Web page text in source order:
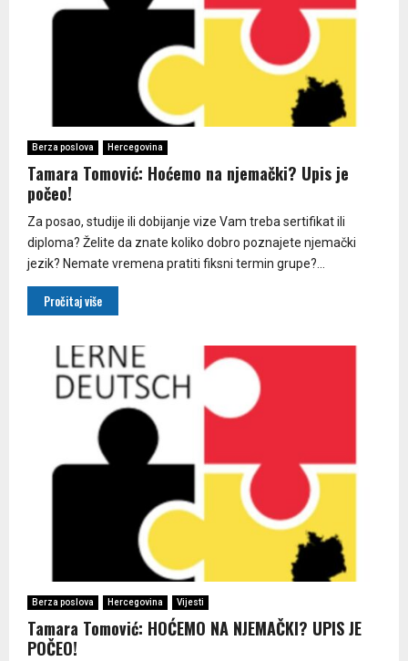
Berza poslova Hercegovina
Tamara Tomović: Hoćemo na njemački? Upis je
počeo!
Za posao, studije ili dobijanje vize Vam treba sertifikat ili
diploma? Želite da znate koliko dobro poznajete njemački
jezik? Nemate vremena pratiti fiksni termin grupe?...
Pročitaj više
Berza poslova Hercegovina Vijesti
Tamara Tomović: HOĆEMO NA NJEMAČKI? UPIS JE
POČEO!